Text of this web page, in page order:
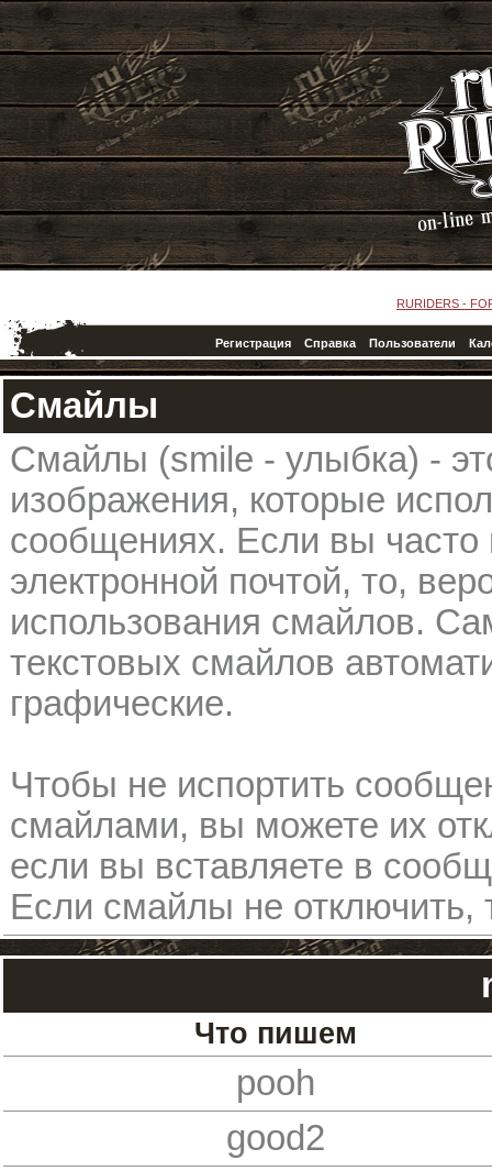
RURIDERS -
Регистрация Справка Пользователи
Смайлы
Смайлы (smile - улыбка) -
изображения, которые
сообщениях. Если вы часто
электронной почтой, то,
использования смайлов.
текстовых смайлов
графические.
Чтобы не испортить
смайлами, вы можете их
если вы вставляете в
Если смайлы не отключить,
Что пишем
pooh
good2